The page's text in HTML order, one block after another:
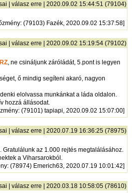
|válasz erre | 2020.09.02 15:44:51 (79104)
: (79103) Fazék, 2020.09.02 15:37:58]
|válasz erre | 2020.09.02 15:19:54 (79102)
, ne csináljunk záróládát, 5.pont is legyen
ő mindig segíteni akaró, nagyon
elolvassa munkánkat a láda oldalon.
hozzá állásodat.
: (79101) tapiapi, 2020.09.02 15:07:00]
|válasz erre | 2020.07.19 16:36:25 (78975)
Gratulálunk az 1.000 rejtés megtalálásához.
a Viharsarokból.
: (78974) Emerich63, 2020.07.19 10:01:42]
|válasz erre | 2020.03.18 10:58:05 (78610)